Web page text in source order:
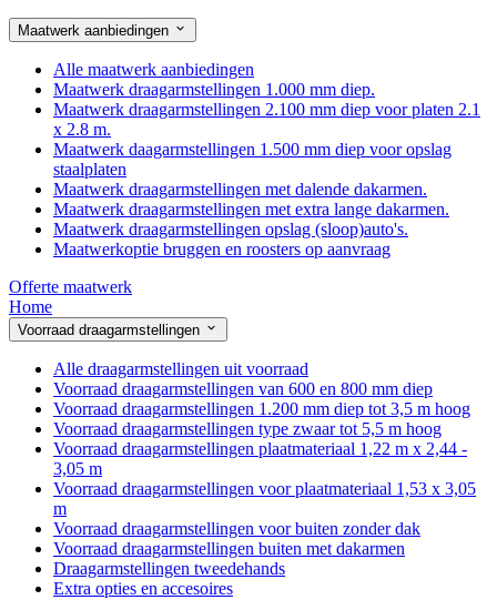
Maatwerk aanbiedingen
Alle maatwerk aanbiedingen
Maatwerk draagarmstellingen 1.000 mm diep.
Maatwerk draagarmstellingen 2.100 mm diep voor platen 2.1
x 2.8 m.
Maatwerk daagarmstellingen 1.500 mm diep voor opslag
staalplaten
Maatwerk draagarmstellingen met dalende dakarmen.
Maatwerk draagarmstellingen met extra lange dakarmen.
Maatwerk draagarmstellingen opslag (sloop)auto's.
Maatwerkoptie bruggen en roosters op aanvraag
Offerte maatwerk
Home
Voorraad draagarmstellingen
Alle draagarmstellingen uit voorraad
Voorraad draagarmstellingen van 600 en 800 mm diep
Voorraad draagarmstellingen 1.200 mm diep tot 3,5 m hoog
Voorraad draagarmstellingen type zwaar tot 5,5 m hoog
Voorraad draagarmstellingen plaatmateriaal 1,22 m x 2,44 -
3,05 m
Voorraad draagarmstellingen voor plaatmateriaal 1,53 x 3,05
m
Voorraad draagarmstellingen voor buiten zonder dak
Voorraad draagarmstellingen buiten met dakarmen
Draagarmstellingen tweedehands
Extra opties en accesoires